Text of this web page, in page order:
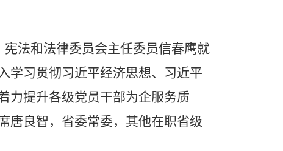
法和法律委员会主任委员信春鹰就
学习贯彻习近平经济思想、习近平
力提升各级党员干部为企服务质
唐良智，省委常委，其他在职省级